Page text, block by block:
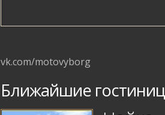
vk.com/motovyborg
Ближайшие